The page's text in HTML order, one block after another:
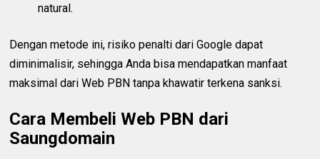
natural.
Dengan metode ini, risiko penalti dari Google dapat
diminimalisir, sehingga Anda bisa mendapatkan manfaat
maksimal dari Web PBN tanpa khawatir terkena sanksi.
Cara Membeli Web PBN dari
Saungdomain